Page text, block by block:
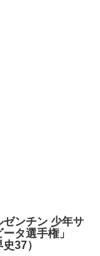
ンチン 少年サ
タ選手権」
37）